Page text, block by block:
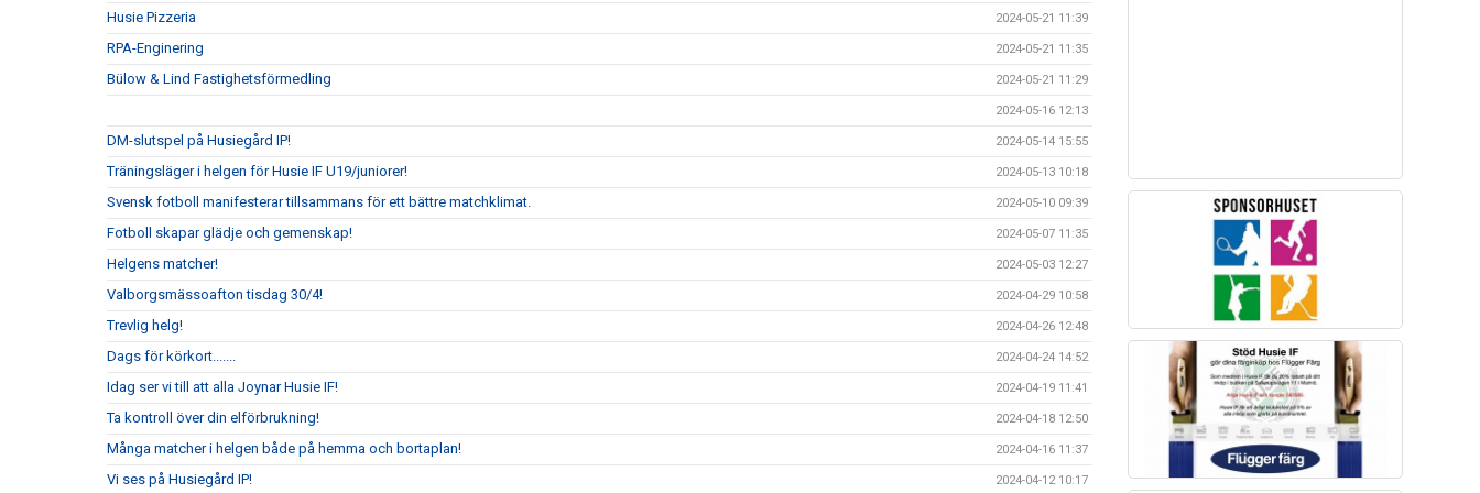
Husie Pizzeria 2024-05-21 11:39
RPA-Enginering 2024-05-21 11:35
Bülow & Lind Fastighetsförmedling 2024-05-21 11:29
2024-05-16 12:13
DM-slutspel på Husiegård IP! 2024-05-14 15:55
Träningsläger i helgen för Husie IF U19/juniorer! 2024-05-13 10:18
Svensk fotboll manifesterar tillsammans för ett bättre matchklimat. 2024-05-10 09:39
Fotboll skapar glädje och gemenskap! 2024-05-07 11:35
Helgens matcher! 2024-05-03 12:27
Valborgsmässoafton tisdag 30/4! 2024-04-29 10:58
Trevlig helg! 2024-04-26 12:48
Dags för körkort....... 2024-04-24 14:52
Idag ser vi till att alla Joynar Husie IF! 2024-04-19 11:41
Ta kontroll över din elförbrukning! 2024-04-18 12:50
Många matcher i helgen både på hemma och bortaplan! 2024-04-16 11:37
Vi ses på Husiegård IP! 2024-04-12 10:17